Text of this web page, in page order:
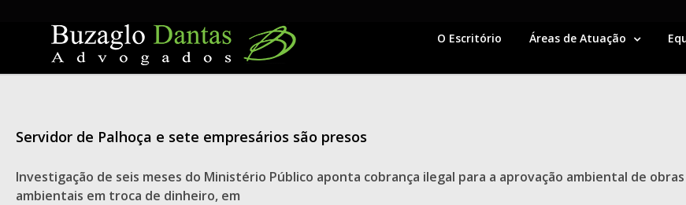
O Escritório Áreas de Atuação
Servidor de Palhoça e sete empresários são presos
Investigação de seis meses do Ministério Público aponta cobrança ilegal para a aprovação ambiental de
ambientais em troca de dinheiro, em